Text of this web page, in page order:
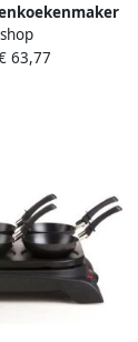
centimeter
Inclusief
63,77